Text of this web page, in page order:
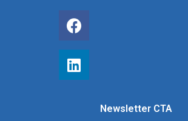
Newsletter CTA